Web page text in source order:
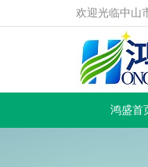
欢迎光临中山
鸿盛首